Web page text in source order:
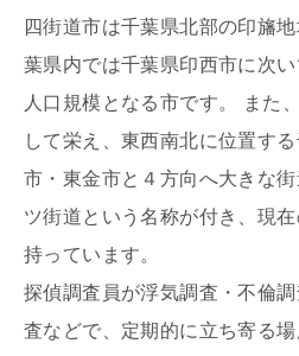
四街道市は千葉県北部の印旛
葉県内では千葉県印西市に次
人口規模となる市です。 また
して栄え、東西南北に位置す
市・東金市と４方向へ大きな
ツ街道という名称が付き、現
持っています。
探偵調査員が浮気調査・不倫
査などで、定期的に立ち寄る